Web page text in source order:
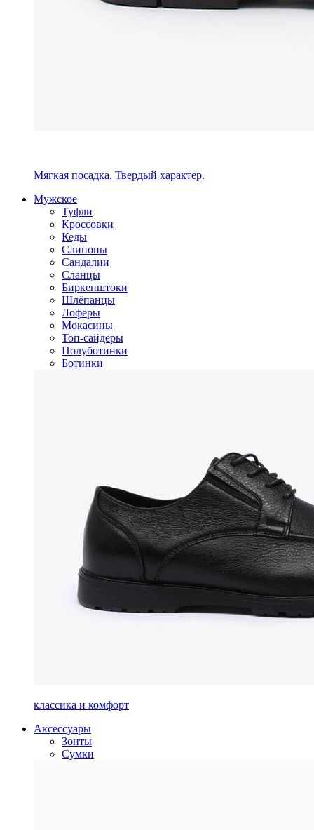
Мягкая посадка. Твердый характер.
Мужское
Туфли
Кроссовки
Кеды
Слипоны
Сандалии
Сланцы
Биркенштоки
Шлёпанцы
Лоферы
Мокасины
Топ-сайдеры
Полуботинки
Ботинки
классика и комфорт
Аксессуары
Зонты
Сумки